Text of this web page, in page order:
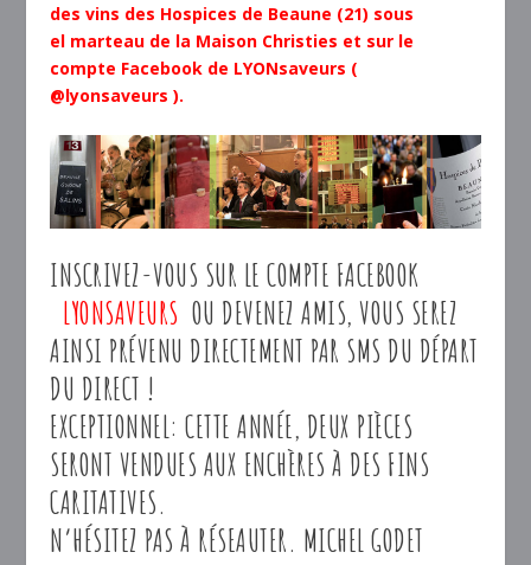
des vins des Hospices de Beaune (21) sous
el marteau de la Maison Christies et sur le
compte Facebook de LYONsaveurs (
@lyonsaveurs ).
INSCRIVEZ-VOUS SUR LE COMPTE FACEBOOK
LYONSAVEURS OU DEVENEZ AMIS, VOUS SEREZ
AINSI PRÉVENU DIRECTEMENT PAR SMS DU DÉPART
DU DIRECT !
EXCEPTIONNEL: CETTE ANNÉE, DEUX PIÈCES
SERONT VENDUES AUX ENCHÈRES À DES FINS
CARITATIVES.
N’HÉSITEZ PAS À RÉSEAUTER. MICHEL GODET